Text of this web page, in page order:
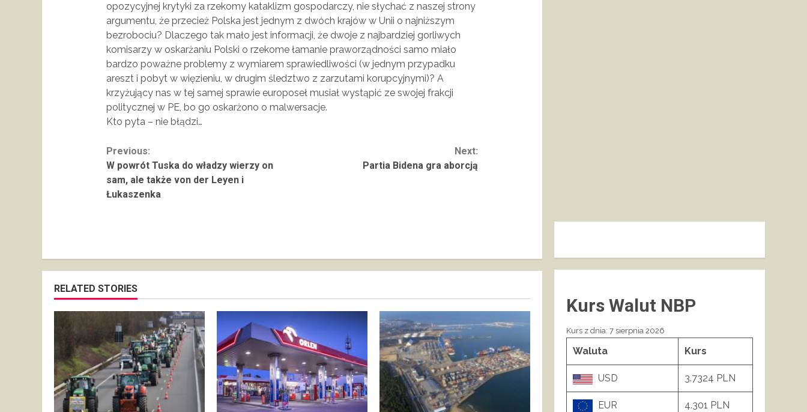
opozycyjnej krytyki za rzekomy kataklizm gospodarczy, nie słychać z naszej strony
argumentu, że przecież Polska jest jednym z dwóch krajów w Unii o najniższym
bezrobociu? Dlaczego tak mało jest informacji, że dwoje z najbardziej gorliwych
komisarzy w oskarżaniu Polski o rzekome łamanie praworządności samo miało
bardzo poważne problemy z wymiarem sprawiedliwości (w jednym przypadku
areszt i pobyt w więzieniu, w drugim śledztwo z zarzutami korupcyjnymi)? A
krzyżujący nas w tej samej sprawie europoseł musiał wystąpić ze swojej frakcji
politycznej w PE, bo go oskarżono o malwersacje.
Kto pyta – nie błądzi…
Continue
Reading
Previous:
W powrót Tuska do władzy wierzy on
sam, ale także von der Leyen i
Łukaszenka
Next:
Partia Bidena gra aborcją
RELATED STORIES
Kurs Walut NBP
Kurs z dnia: 7 sierpnia 2026
Waluta Kurs
USD 3.7324 PLN
EUR 4.301 PLN